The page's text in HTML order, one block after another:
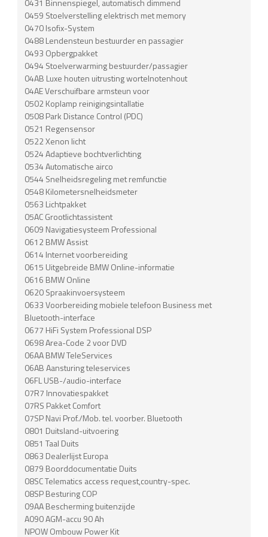
0459 Stoelverstelling elektrisch met memory
0470 Isofix-System
0488 Lendensteun bestuurder en passagier
0493 Opbergpakket
0494 Stoelverwarming bestuurder/passagier
04AB Luxe houten uitrusting wortelnotenhout
04AE Verschuifbare armsteun voor
0502 Koplamp reinigingsintallatie
0508 Park Distance Control (PDC)
0521 Regensensor
0522 Xenon licht
0524 Adaptieve bochtverlichting
0534 Automatische airco
0544 Snelheidsregeling met remfunctie
0548 Kilometersnelheidsmeter
0563 Lichtpakket
05AC Grootlichtassistent
0609 Navigatiesysteem Professional
0612 BMW Assist
0614 Internet voorbereiding
0615 Uitgebreide BMW Online-informatie
0616 BMW Online
0620 Spraakinvoersysteem
0633 Voorbereiding mobiele telefoon Business met
Bluetooth-interface
0677 HiFi System Professional DSP
0698 Area-Code 2 voor DVD
06AA BMW TeleServices
06AB Aansturing teleservices
06FL USB-/audio-interface
07R7 Innovatiespakket
07RS Pakket Comfort
07SP Navi Prof./Mob. tel. voorber. Bluetooth
0801 Duitsland-uitvoering
0851 Taal Duits
0863 Dealerlijst Europa
0879 Boorddocumentatie Duits
08SC Telematics access request,country-spec.
08SP Besturing COP
09AA Bescherming buitenzijde
A090 AGM-accu 90 Ah
NPOW Ombouw Power Kit